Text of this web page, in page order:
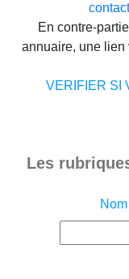
En contre-
annuaire, une lien
VERIFIER SI
Les